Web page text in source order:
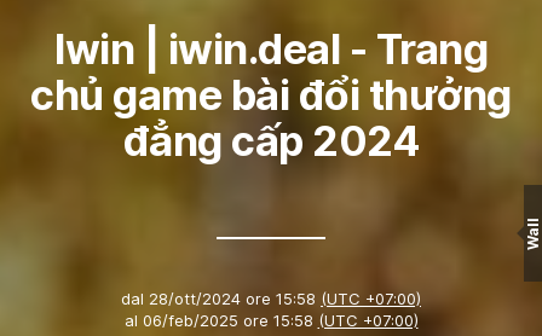
Iwin | iwin.deal - Trang
chủ game bài đổi thưởng
đẳng cấp 2024
dal 28/ott/2024 ore 15:58 (UTC +07:00)
al 06/feb/2025 ore 15:58 (UTC +07:00)
Wall